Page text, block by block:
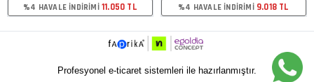
%4 HAVALE İNDIRIMI 11.050 TL %4 HAVALE İNDIRIMI 9.018 TL
Profesyonel e-ticaret sistemleri ile hazırlanmıştır.